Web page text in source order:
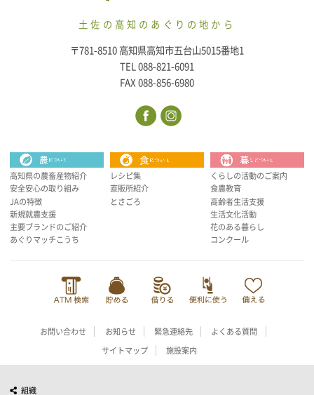
土佐の高知のあぐりの地から
〒781-8510 高知県高知市五台山5015番地1
TEL 088-821-6091
FAX 088-856-6980
高知県の農畜産物紹介
安全安心の取り組み
JAの特徴
新規就農支援
主要ブランドのご紹介
あぐりマッチこうち
レシピ集
直販所紹介
とさごろ
くらしの活動のご案内
食農教育
高齢者生活支援
生活文化活動
花のある暮らし
コンクール
お問い合わせ お知らせ 緊急連絡先 よくある質問
サイトマップ 施設案内
組織